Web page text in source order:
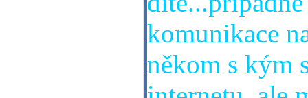
komunikace
někom s kým